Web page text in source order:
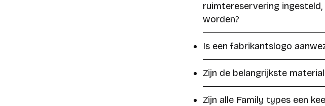
ruimtereservering
worden?
Is een fabrikantslogo
Zijn de belangrijkste
Zijn alle Family types een